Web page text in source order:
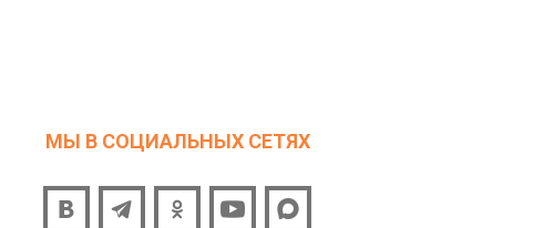
МЫ В СОЦИАЛЬНЫХ СЕТЯХ